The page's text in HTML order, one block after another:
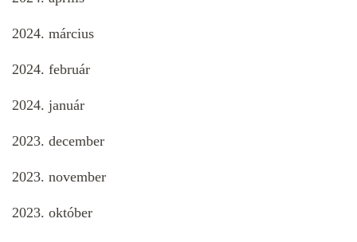
2024. március
2024. február
2024. január
2023. december
2023. november
2023. október